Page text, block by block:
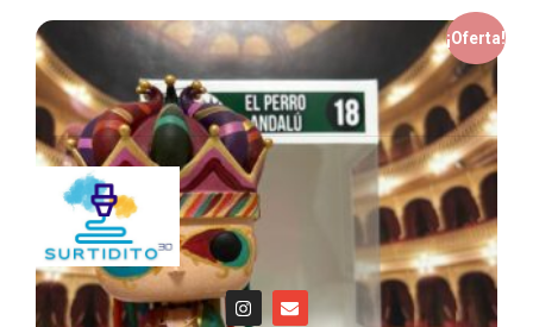
¡Oferta!